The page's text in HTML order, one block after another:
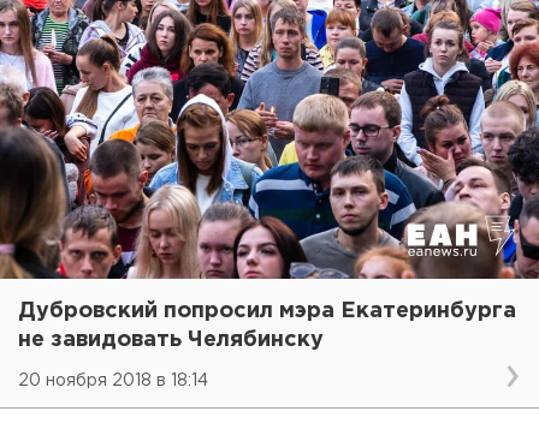
Дубровский попросил мэра Екатеринбурга
не завидовать Челябинску
20 ноября 2018 в 18:14